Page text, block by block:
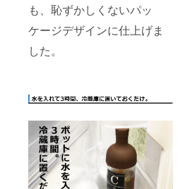
も、恥ずかしくないパッ
ケージデザインに仕上げま
した。